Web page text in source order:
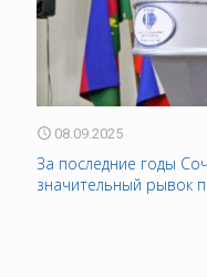
08.09.2025
За последние годы
значительный рывок